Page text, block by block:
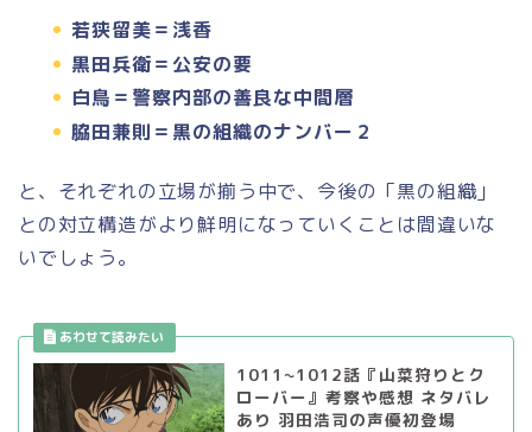
若狭留美＝浅香
黒田兵衛＝公安の要
白鳥＝警察内部の善良な中間層
脇田兼則＝黒の組織のナンバー２
と、それぞれの立場が揃う中で、今後の「黒の組織」
との対立構造がより鮮明になっていくことは間違いな
いでしょう。
1011~1012話『山菜狩りとク
ローバー』考察や感想 ネタバレ
あり 羽田浩司の声優初登場